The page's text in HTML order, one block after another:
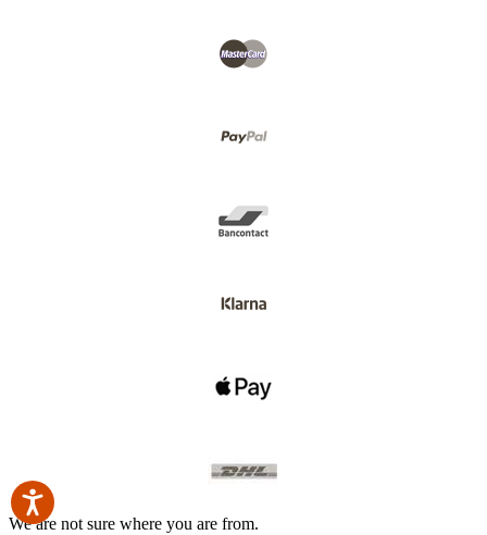
We are not sure where you are from.